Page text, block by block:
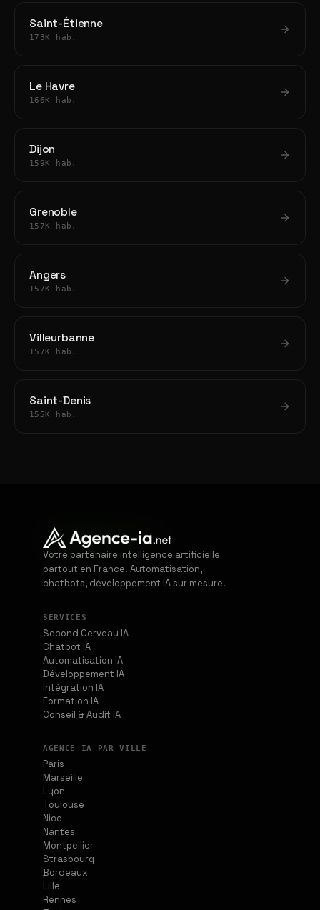
Saint-Étienne
173K hab.
Le Havre
166K hab.
Dijon
159K hab.
Grenoble
157K hab.
Angers
157K hab.
Villeurbanne
157K hab.
Saint-Denis
155K hab.
Votre partenaire intelligence artificielle
partout en France. Automatisation,
chatbots, développement IA sur mesure.
SERVICES
Second Cerveau IA
Chatbot IA
Automatisation IA
Développement IA
Intégration IA
Formation IA
Conseil & Audit IA
AGENCE IA PAR VILLE
Paris
Marseille
Lyon
Toulouse
Nice
Nantes
Montpellier
Strasbourg
Bordeaux
Lille
Rennes